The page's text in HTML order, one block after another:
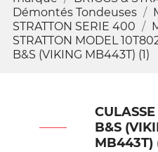
Démontés Tondeuses
STRATTON SERIE 400
STRATTON MODEL
B&S (VIKING MB443T) (1)
B&S
MB443T)